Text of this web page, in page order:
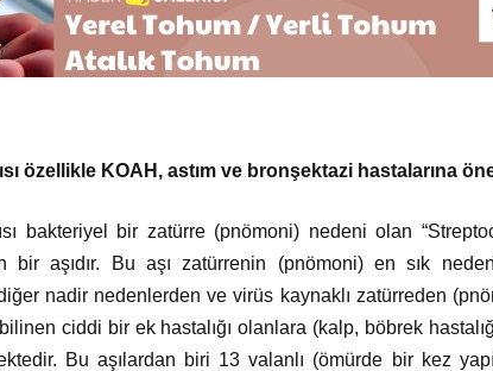
özellikle KOAH, astım ve bronşektazi hastalarına
bakteriyel bir zatürre (pnömoni) nedeni olan
bir aşıdır. Bu aşı zatürrenin (pnömoni) en sık
nadir nedenlerden ve virüs kaynaklı zatürreden
ciddi bir ek hastalığı olanlara (kalp, böbrek
Bu aşılardan biri 13 valanlı (ömürde bir kez